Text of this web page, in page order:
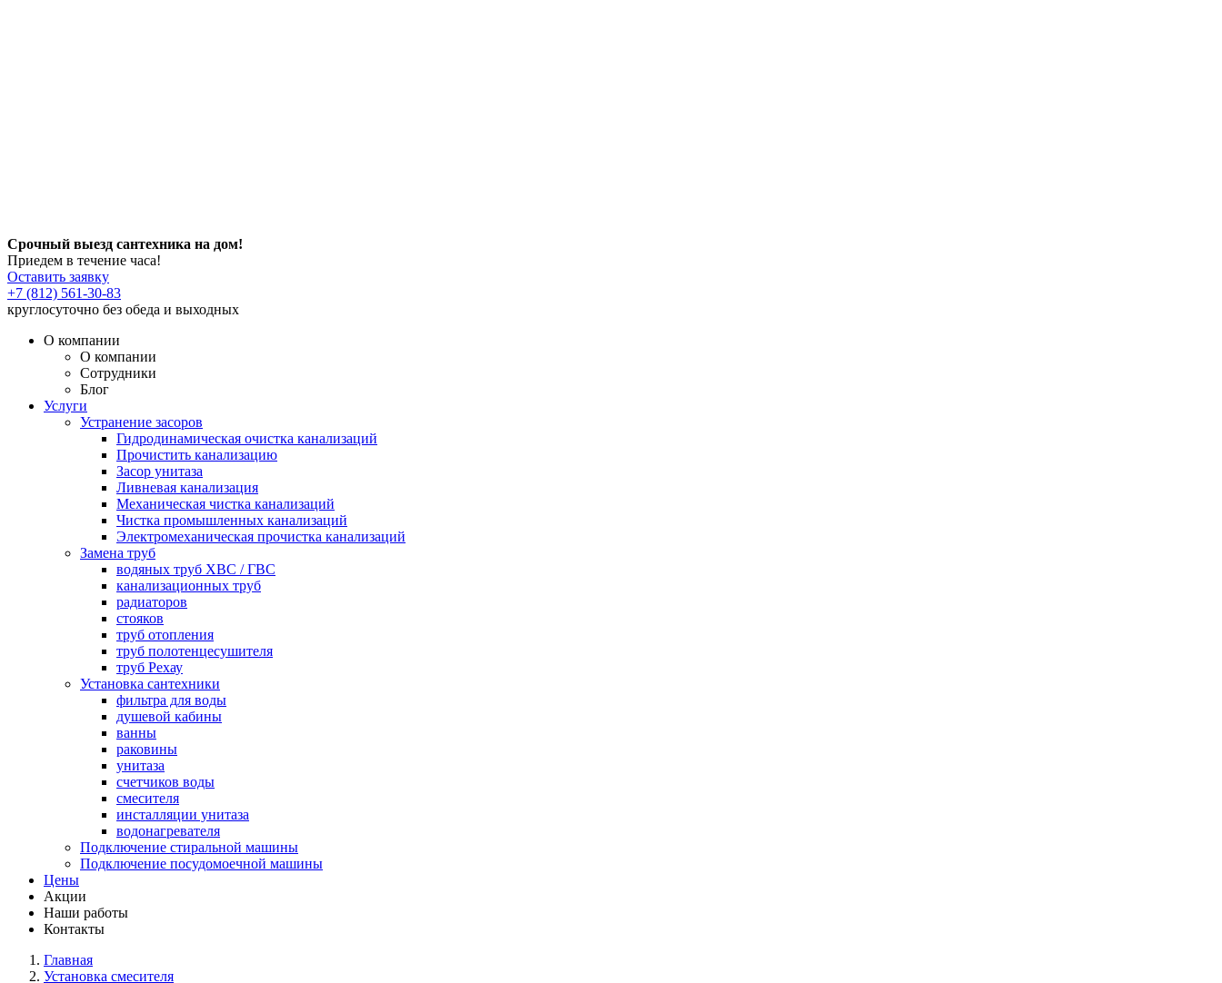
Срочный выезд сантехника на дом!
Приедем в течение часа!
Оставить заявку
+7 (812) 561-30-83
круглосуточно без обеда и выходных
О компании
О компании
Сотрудники
Блог
Услуги
Устранение засоров
Гидродинамическая очистка канализаций
Прочистить канализацию
Засор унитаза
Ливневая канализация
Механическая чистка канализаций
Чистка промышленных канализаций
Электромеханическая прочистка канализаций
Замена труб
водяных труб ХВС / ГВС
канализационных труб
радиаторов
стояков
труб отопления
труб полотенцесушителя
труб Рехау
Установка сантехники
фильтра для воды
душевой кабины
ванны
раковины
унитаза
счетчиков воды
смесителя
инсталляции унитаза
водонагревателя
Подключение стиральной машины
Подключение посудомоечной машины
Цены
Акции
Наши работы
Контакты
Главная
Установка смесителя